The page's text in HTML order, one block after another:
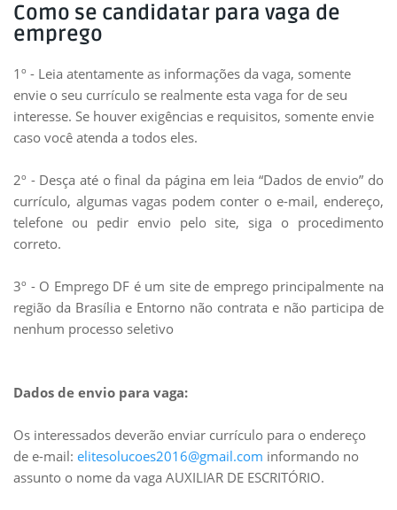
Como se candidatar para vaga de
emprego
1º - Leia atentamente as informações da vaga, somente
envie o seu currículo se realmente esta vaga for de seu
interesse. Se houver exigências e requisitos, somente envie
caso você atenda a todos eles.
2º - Desça até o final da página em leia “Dados de envio” do
currículo, algumas vagas podem conter o e-mail, endereço,
telefone ou pedir envio pelo site, siga o procedimento
correto.
3º - O Emprego DF é um site de emprego principalmente na
região da Brasília e Entorno não contrata e não participa de
nenhum processo seletivo
Dados de envio para vaga:
Os interessados deverão enviar currículo para o endereço
de e-mail: elitesolucoes2016@gmail.com informando no
assunto o nome da vaga AUXILIAR DE ESCRITÓRIO.